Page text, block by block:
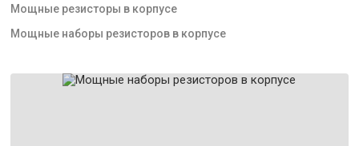
Мощные резисторы в корпусе
Мощные наборы резисторов в корпусе